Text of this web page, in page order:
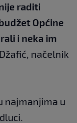
raditi
Općine
i neka im
načelnik
najmanjima u